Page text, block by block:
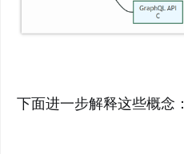
下面进一步解释这些概念：